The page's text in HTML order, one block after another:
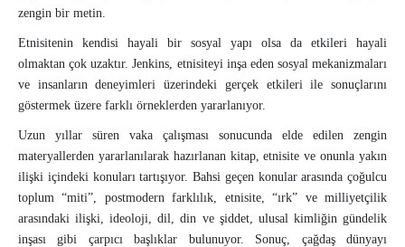
zengin bir metin.
Etnisitenin kendisi hayali bir sosyal yapı olsa da etkileri hayali
olmaktan çok uzaktır. Jenkins, etnisiteyi inşa eden sosyal mekanizmaları
ve insanların deneyimleri üzerindeki gerçek etkileri ile sonuçlarını
göstermek üzere farklı örneklerden yararlanıyor.
Uzun yıllar süren vaka çalışması sonucunda elde edilen zengin
materyallerden yararlanılarak hazırlanan kitap, etnisite ve onunla yakın
ilişki içindeki konuları tartışıyor. Bahsi geçen konular arasında çoğulcu
toplum “miti”, postmodern farklılık, etnisite, “ırk” ve milliyetçilik
arasındaki ilişki, ideoloji, dil, din ve şiddet, ulusal kimliğin gündelik
inşası gibi çarpıcı başlıklar bulunuyor. Sonuç, çağdaş dünyayı